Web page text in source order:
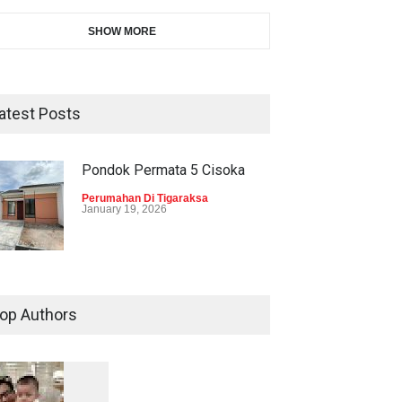
SHOW MORE
Posts
Pondok Permata 5 Cisoka
Perumahan Di Tigaraksa
January 19, 2026
Authors